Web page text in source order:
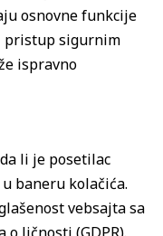
osnovne funkcije
pristup sigurnim
ispravno
li je posetilac
baneru kolačića.
vebsajta sa